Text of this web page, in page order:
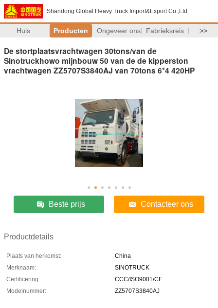
Shandong Global Heavy Truck Import&Export Co.,Ltd
Huis Producten Ongeveer ons Fabrieksreis >>
De stortplaatsvrachtwagen 30tons/van de
Sinotruckhowo mijnbouw 50 van de de kipperston
vrachtwagen ZZ5707S3840AJ van 70tons 6*4 420HP
Beste prijs Contacteer ons
Productdetails
Plaats van herkomst:
China
Merknaam:
SINOTRUCK
Certificering:
CCC/ISO9001/CE
Modelnummer:
ZZ5707S3840AJ